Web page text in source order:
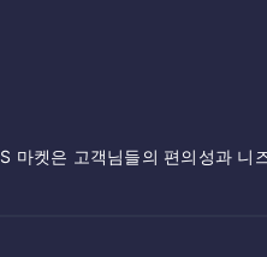
S 마켓은 고객님들의 편의성과 니